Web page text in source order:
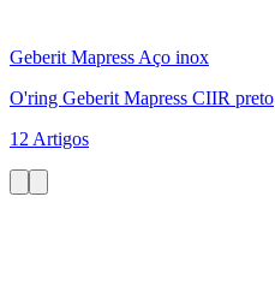
Geberit Mapress Aço inox
O'ring Geberit Mapress CIIR preto
12 Artigos